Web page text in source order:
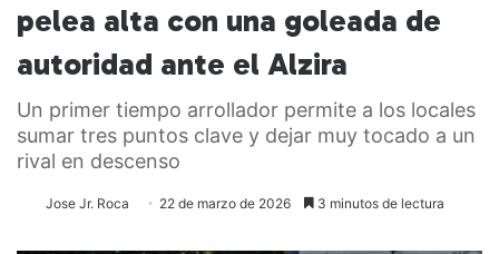
pelea alta con una goleada de
autoridad ante el Alzira
Un primer tiempo arrollador permite a los locales
sumar tres puntos clave y dejar muy tocado a un
rival en descenso
Jose Jr. Roca 22 de marzo de 2026 3 minutos de lectura